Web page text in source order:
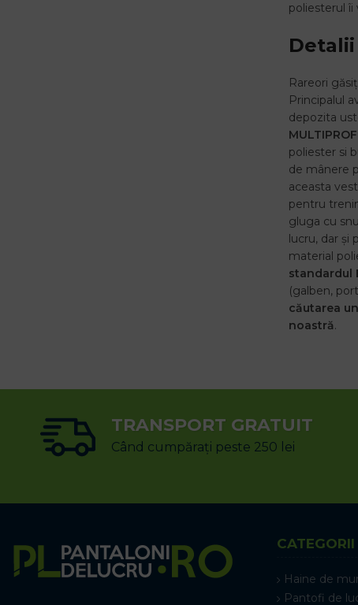
poliesterul îi
Detalii
Rareori
Principalul
depozita
poliester si
de mânere
aceasta
pentru
gluga cu
lucru, dar
material
standardul
(galben,
căutarea
noastră.
TRANSPORT GRATUIT
Când cumpărați peste 250 lei
CATEGORII
Haine de
Pantofi de